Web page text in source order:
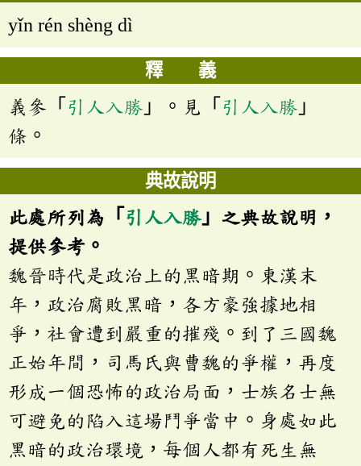
yǐn rén shèng dì
釋 義
義參「 引人入勝 」。見「 引人入勝 」
條。
典故說明
此處所列為「 引人入勝」之典故說明，
提供參考。
魏晉時代是政治上的黑暗期。東漢末
年，政治腐敗黑暗，各方豪強據地相
爭，社會遭到嚴重的摧殘。到了三國魏
正始年間，司馬氏與曹魏的爭權，再度
形成一個恐怖的政治局面，士族名士無
可避免的陷入這場鬥爭當中。身處如此
黑暗的政治環境，每個人都有死生無